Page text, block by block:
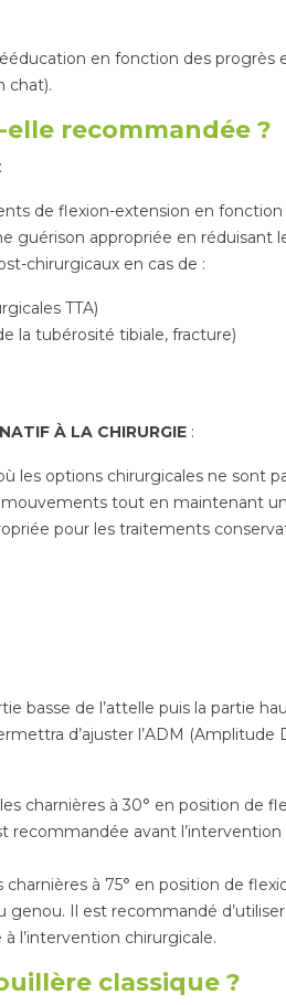
en fonction des
chat).
recommandée ?
:
de flexion-extension en
appropriée en réduisant
chirurgicaux en cas de :
TTA)
la tubérosité tibiale, fracture)
À LA CHIRURGIE :
options chirurgicales ne sont
tout en maintenant
pour les traitements
basse de l’attelle puis la partie
d’ajuster l’ADM
charnières à 30° en position de
avant l’intervention
à 75° en position de
genou. Il est recommandé
l’intervention chirurgicale.
classique ?